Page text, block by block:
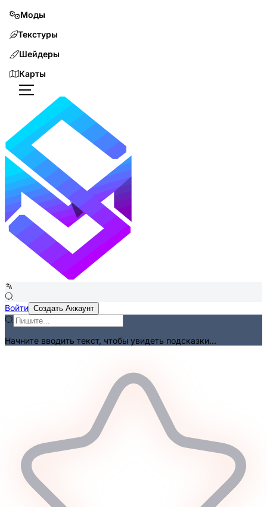
Моды
Текстуры
Шейдеры
Карты
Войти Создать Аккаунт
Начните вводить текст, чтобы увидеть подсказки...